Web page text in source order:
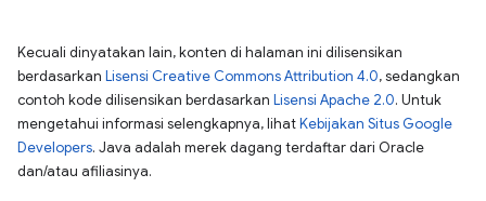
Kecuali dinyatakan lain, konten di halaman ini dilisensikan
berdasarkan Lisensi Creative Commons Attribution 4.0, sedangkan
contoh kode dilisensikan berdasarkan Lisensi Apache 2.0. Untuk
mengetahui informasi selengkapnya, lihatKebijakan Situs Google
Developers. Java adalah merek dagang terdaftar dari Oracle
dan/atau afiliasinya.